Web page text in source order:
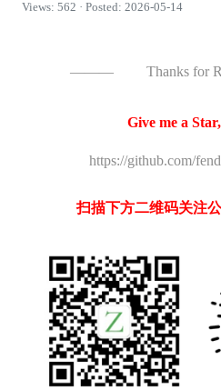
Views: 562 · Posted: 2026-05-14
——— Thanks for
Give me a
https://github.com/
扫描下方二维码关注